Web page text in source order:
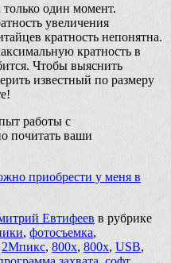
один момент.
увеличения
кратность непонятна.
кратность в
Чтобы выяснить
известный по размеру
работы с
почитать ваши
приобрести у меня в
Евтифеев в рубрике
, фотосъемка,
2Мпикс, 800x, 800х, USB,